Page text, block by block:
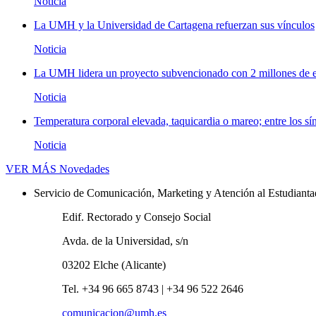
La UMH y la Universidad de Cartagena refuerzan sus vínculos
Noticia
La UMH lidera un proyecto subvencionado con 2 millones de
Noticia
Temperatura corporal elevada, taquicardia o mareo; entre los
Noticia
VER MÁS Novedades
Servicio de Comunicación, Marketing y Atención al
Edif. Rectorado y Consejo Social
Avda. de la Universidad, s/n
03202 Elche (Alicante)
Tel. +34 96 665 8743 | +34 96 522 2646
comunicacion@umh.es